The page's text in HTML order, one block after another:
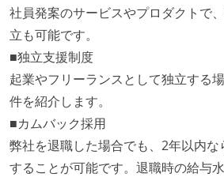
社員発案のサービスやプロダクトで
立も可能です。
■独立支援制度
起業やフリーランスとして独立する
件を紹介します。
■カムバック採用
弊社を退職した場合でも、2年以内
することが可能です。退職時の給与